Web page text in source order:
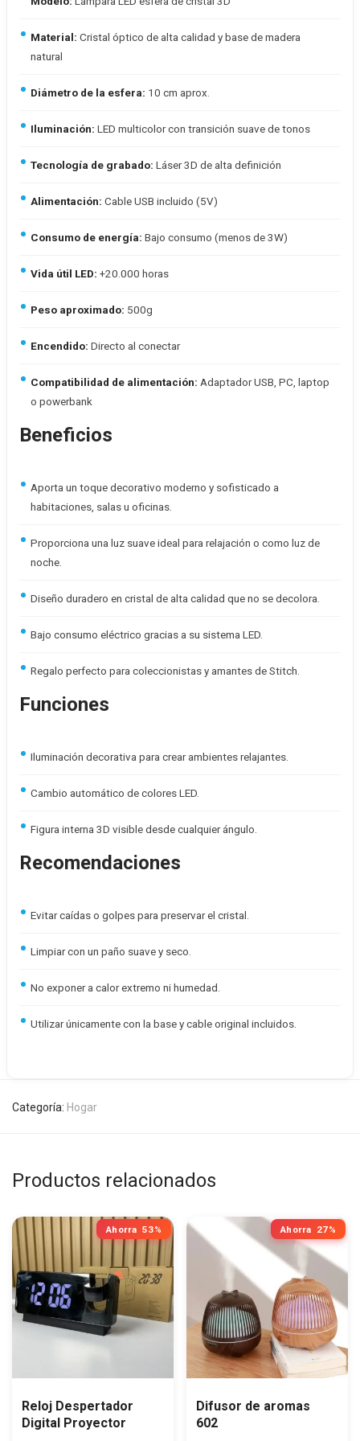
Material: Cristal óptico de alta calidad y base de madera
natural
Diámetro de la esfera: 10 cm aprox.
Iluminación: LED multicolor con transición suave de tonos
Tecnología de grabado: Láser 3D de alta definición
Alimentación: Cable USB incluido (5V)
Consumo de energía: Bajo consumo (menos de 3W)
Vida útil LED: +20.000 horas
Peso aproximado: 500g
Encendido: Directo al conectar
Compatibilidad de alimentación: Adaptador USB, PC, laptop
o powerbank
Beneficios
Aporta un toque decorativo moderno y sofisticado a
habitaciones, salas u oficinas.
Proporciona una luz suave ideal para relajación o como luz de
noche.
Diseño duradero en cristal de alta calidad que no se decolora.
Bajo consumo eléctrico gracias a su sistema LED.
Regalo perfecto para coleccionistas y amantes de Stitch.
Funciones
Iluminación decorativa para crear ambientes relajantes.
Cambio automático de colores LED.
Figura interna 3D visible desde cualquier ángulo.
Recomendaciones
Evitar caídas o golpes para preservar el cristal.
Limpiar con un paño suave y seco.
No exponer a calor extremo ni humedad.
Utilizar únicamente con la base y cable original incluidos.
Categoría: Hogar
Productos relacionados
Ahorra 53%
Reloj Despertador
Digital Proyector
Ahorra 27%
Difusor de aromas
602